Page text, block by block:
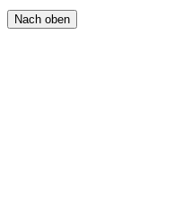
Nach oben